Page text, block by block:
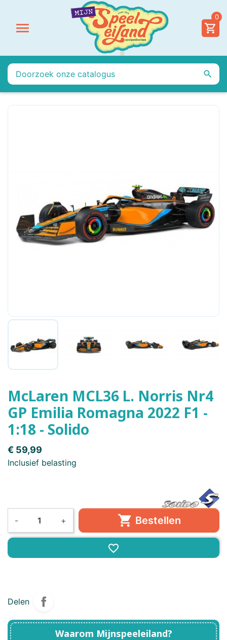

0

McLaren MCL36 L. Norris Nr4
GP Emilia Romagna 2022 F1 -
1:18 - Solido
€ 59,99
Inclusief belasting
- +  Bestellen
favorite_border
Delen
Waarom Mijnspeeleiland?